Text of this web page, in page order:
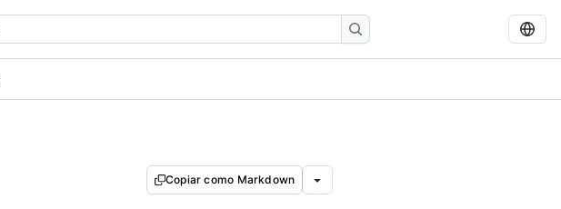
Copiar como Markdown